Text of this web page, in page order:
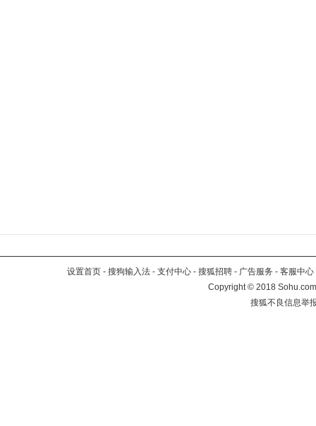
设置首页 - 搜狗输入法 - 支付中心 - 搜狐招聘 - 广告服务 - 客服中心
Copyright©2018
搜狐不良信息举